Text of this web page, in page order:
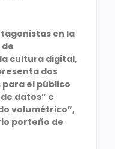
en la
cultura digital,
dos
el público
datos” e
volumétrico”,
porteño de